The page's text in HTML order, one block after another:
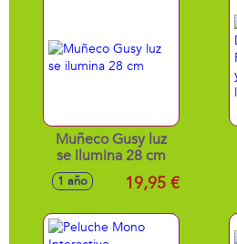
25,4x20,02x20,02
cm
Muñeco Gusy luz
se ilumina 28 cm
1 año 19,95 €